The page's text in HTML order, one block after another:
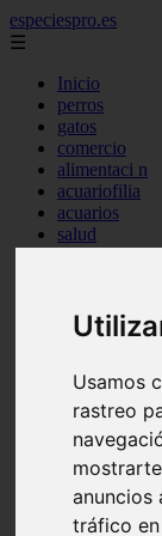
Usamos
rastreo
anuncios
tráfico
especiespro.es
☰
Inicio
perros
gatos
comercio
alimentaci n
acuariofilia
acuarios
salud
aves
marketing
peque os
verano
peluquer a
accesorios
peluquer a
complementos